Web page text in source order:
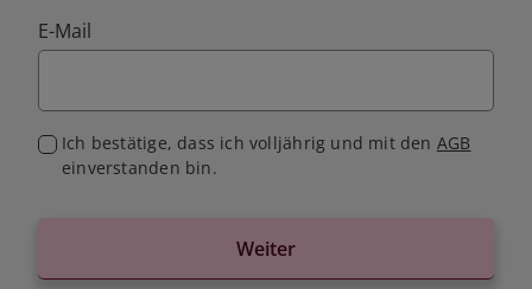
E-Mail
Ich bestätige, dass ich volljährig und mit den AGB
einverstanden bin.
Weiter